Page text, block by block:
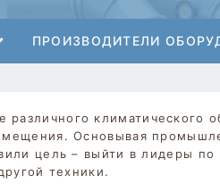
ПРОИЗВОДИТЕЛИ
климатического
Основывая
цель – выйти в лидеры
техники.